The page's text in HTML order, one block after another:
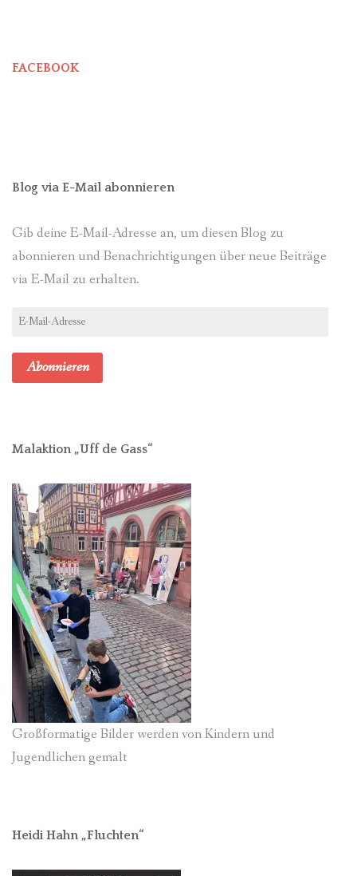
FACEBOOK
Blog via E-Mail abonnieren
Gib deine E-Mail-Adresse an, um diesen Blog zu
abonnieren und Benachrichtigungen über neue Beiträge
via E-Mail zu erhalten.
E-
Abonnieren
Malaktion „Uff de Gass“
Großformatige Bilder werden von Kindern und
Jugendlichen gemalt
Heidi Hahn „Fluchten“